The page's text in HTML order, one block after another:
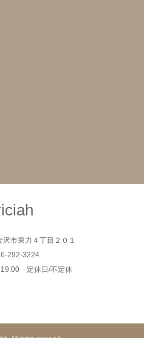
沢市東力４丁目２０１
292-3224
19:00 定休日/不定休